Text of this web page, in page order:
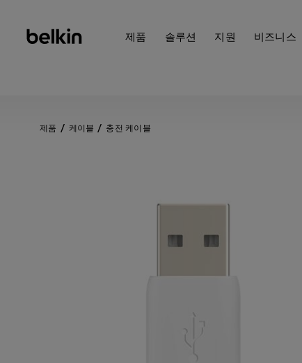
제품 솔루션 지원 비즈니스
제품 케이블 충전 케이블